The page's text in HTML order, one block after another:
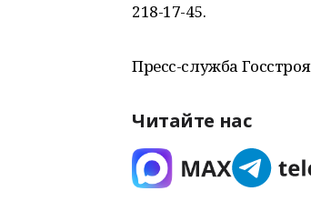
218-17-45.
Пресс-служба
Читайте нас